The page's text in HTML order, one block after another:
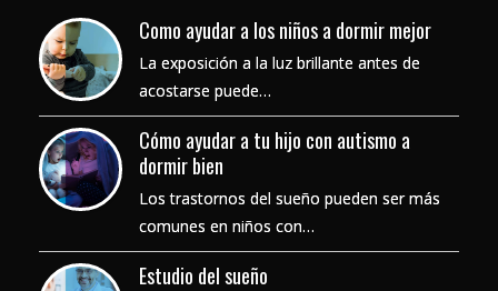
Como ayudar a los niños a dormir mejor
La exposición a la luz brillante antes de
acostarse puede…
Cómo ayudar a tu hijo con autismo a
dormir bien
Los trastornos del sueño pueden ser más
comunes en niños con…
Estudio del sueño